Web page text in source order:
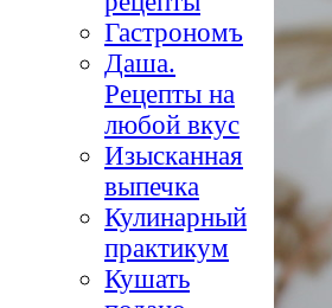
Гастрономъ
Даша.
Рецепты на
любой вкус
Изысканная
выпечка
Кулинарный
практикум
Кушать